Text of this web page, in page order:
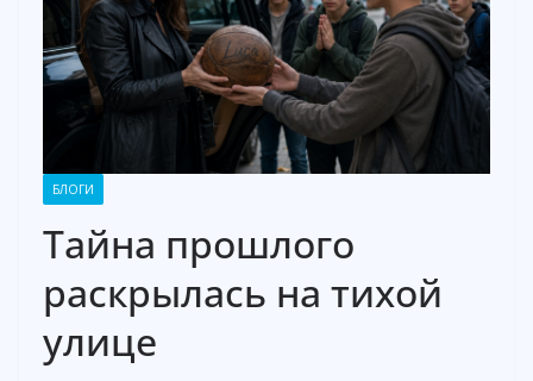
БЛОГИ
Тайна прошлого
раскрылась на тихой
улице